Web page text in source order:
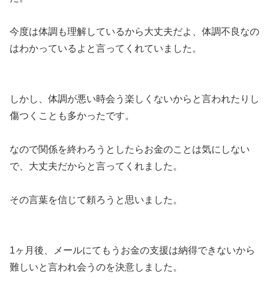
今度は体調も理解しているから大丈夫だよ、体調不良なの
はわかっているよと言ってくれていました。
しかし、体調が悪い時会う楽しくないからと言われたりし
傷つくことも多かったです。
なので関係を終わろうとしたらお金のことは気にしない
で、大丈夫だからと言ってくれました。
その言葉を信じて頼ろうと思いました。
1ヶ月後、メールにてもうお金の支援は納得できないから
難しいと言われ会うのを決意しました。